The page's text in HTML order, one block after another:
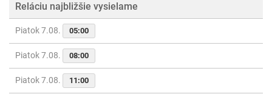
Reláciu najbližšie vysielame
Piatok 7.08. 05:00
Piatok 7.08. 08:00
Piatok 7.08. 11:00